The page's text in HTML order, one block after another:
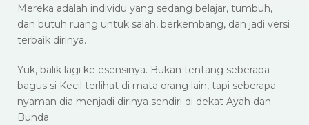
Mereka adalah individu yang sedang belajar, tumbuh,
dan butuh ruang untuk salah, berkembang, dan jadi versi
terbaik dirinya.
Yuk, balik lagi ke esensinya. Bukan tentang seberapa
bagus si Kecil terlihat di mata orang lain, tapi seberapa
nyaman dia menjadi dirinya sendiri di dekat Ayah dan
Bunda.